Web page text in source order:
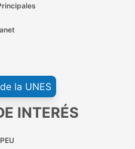
la UNES
INTERÉS